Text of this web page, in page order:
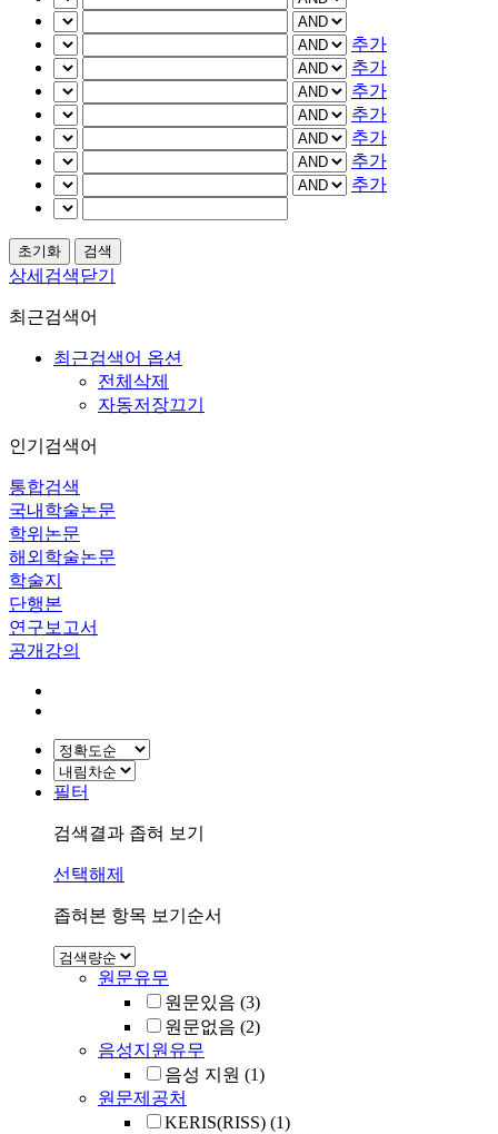
추가
추가
추가
추가
추가
추가
추가
상세검색닫기
최근검색어
최근검색어 옵션
전체삭제
자동저장끄기
인기검색어
통합검색
국내학술논문
학위논문
해외학술논문
학술지
단행본
연구보고서
공개강의
필터
검색결과 좁혀 보기
선택해제
좁혀본 항목 보기순서
원문유무
원문있음 (3)
원문없음 (2)
음성지원유무
음성 지원 (1)
원문제공처
KERIS(RISS) (1)